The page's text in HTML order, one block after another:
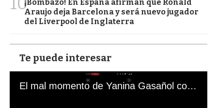
¡Bombazo! En España afirman que Ronald
Araujo deja Barcelona y será nuevo jugador
del Liverpool de Inglaterra
Te puede interesar
El mal momento de Yanina Gasañol con un hincha argentino en "Subrayado"